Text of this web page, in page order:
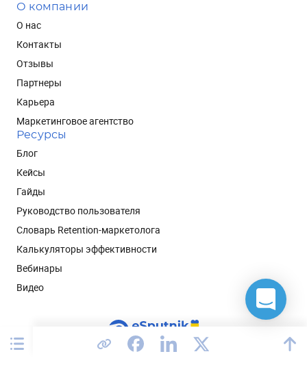
О компании
О нас
Контакты
Отзывы
Партнеры
Карьера
Маркетинговое агентство
Ресурсы
Блог
Кейсы
Гайды
Руководство пользователя
Словарь Retention-маркетолога
Калькуляторы эффективности
Вебинары
Видео